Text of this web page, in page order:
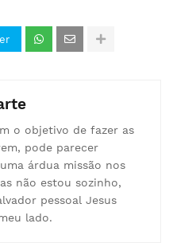
o objetivo de fazer as
pode parecer
árdua missão nos
não estou sozinho,
pessoal Jesus
lado.